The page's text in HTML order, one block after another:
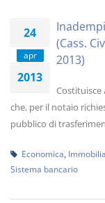
24
apr
2013
(Cass.
2013)
Costituisce
che, per il notaio
pubblico di
Economica
Sistema bancario